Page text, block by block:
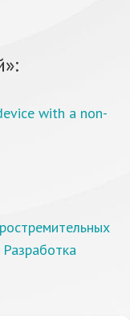
with a non-